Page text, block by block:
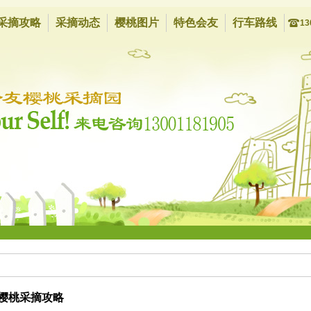
摘攻略 采摘动态 樱桃图片 特色会友 行车路线
桃采摘攻略